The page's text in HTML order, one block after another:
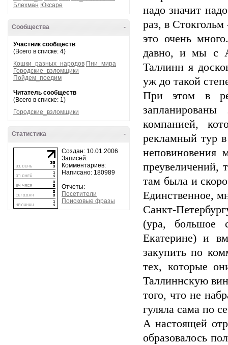
Блехман Юксаре
-
Сообщества
Участник сообществ
(Всего в списке: 4)
Кошки_разных_народов Пни_мира
Городские_взломщики
Пойдем_поедим
Читатель сообществ
(Всего в списке: 1)
Городские_взломщики
-
Статистика
Создан: 10.01.2006
Записей:
Комментариев:
Написано: 180989
Отчеты:
Посетители
Поисковые фразы
надо значит
раз, в
это очень
давно, и мы с
Таллинн я
уж до такой
При этом в
компанией,
рекламный тур в
неповиновения
там была и
Единственное,
Санкт-
(ура, большое
Екатерине) и
закупить по
тех, которые
Таллиннскую
того, что не
гуляла сама по
А настоящей
образовалось